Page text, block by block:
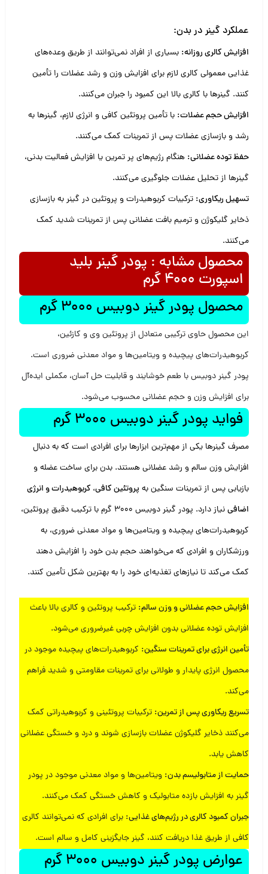
عملکرد گینر در بدن:
افزایش کالری روزانه: بسیاری از افراد نمی‌توانند از طریق وعده‌های
غذایی معمولی کالری لازم برای افزایش وزن و رشد عضلات را تأمین
کنند. گینرها با کالری بالا این کمبود را جبران می‌کنند.
افزایش حجم عضلات: با تأمین پروتئین کافی و انرژی لازم، گینرها به
رشد و بازسازی عضلات پس از تمرینات کمک می‌کنند.
حفظ توده عضلانی: هنگام رژیم‌های پر تمرین یا افزایش فعالیت بدنی،
گینرها از تحلیل عضلات جلوگیری می‌کنند.
تسهیل ریکاوری: ترکیبات کربوهیدرات و پروتئین در گینر به بازسازی
ذخایر گلیکوژن و ترمیم بافت عضلانی پس از تمرینات شدید کمک
می‌کنند.
محصول مشابه : پودر گینر بلید
اسپورت 4000 گرم
محصول پودر گینر دوبیس 3000 گرم
این محصول حاوی ترکیبی متعادل از پروتئین وی و کازئین،
کربوهیدرات‌های پیچیده و ویتامین‌ها و مواد معدنی ضروری است.
پودر گینر دوبیس با طعم خوشایند و قابلیت حل آسان، مکملی ایده‌آل
برای افزایش وزن و حجم عضلانی محسوب می‌شود.
فواید پودر گینر دوبیس 3000 گرم
مصرف گینرها یکی از مهم‌ترین ابزارها برای افرادی است که به دنبال
افزایش وزن سالم و رشد عضلانی هستند. بدن برای ساخت عضله و
بازیابی پس از تمرینات سنگین به پروتئین کافی، کربوهیدرات و انرژی
اضافی
نیاز دارد. پودر گینر دوبیس 3000 گرم با ترکیب دقیق پروتئین،
کربوهیدرات‌های پیچیده و ویتامین‌ها و مواد معدنی ضروری، به
ورزشکاران و افرادی که می‌خواهند حجم بدن خود را افزایش دهند
کمک می‌کند تا نیازهای تغذیه‌ای خود را به بهترین شکل تأمین کنند.
افزایش حجم عضلانی و وزن سالم: ترکیب پروتئین و کالری بالا باعث
افزایش توده عضلانی بدون افزایش چربی غیرضروری می‌شود.
تأمین انرژی برای تمرینات سنگین: کربوهیدرات‌های پیچیده موجود در
محصول انرژی پایدار و طولانی برای تمرینات مقاومتی و شدید فراهم
می‌کند.
تسریع ریکاوری پس از تمرین: ترکیبات پروتئینی و کربوهیدراتی کمک
می‌کنند ذخایر گلیکوژن عضلات بازسازی شوند و درد و خستگی عضلانی
کاهش یابد.
حمایت از متابولیسم بدن: ویتامین‌ها و مواد معدنی موجود در پودر
گینر به افزایش بازده متابولیک و کاهش خستگی کمک می‌کنند.
جبران کمبود کالری در رژیم‌های غذایی: برای افرادی که نمی‌توانند کالری
کافی از طریق غذا دریافت کنند، گینر جایگزینی کامل و سالم است.
عوارض پودر گینر دوبیس 3000 گرم